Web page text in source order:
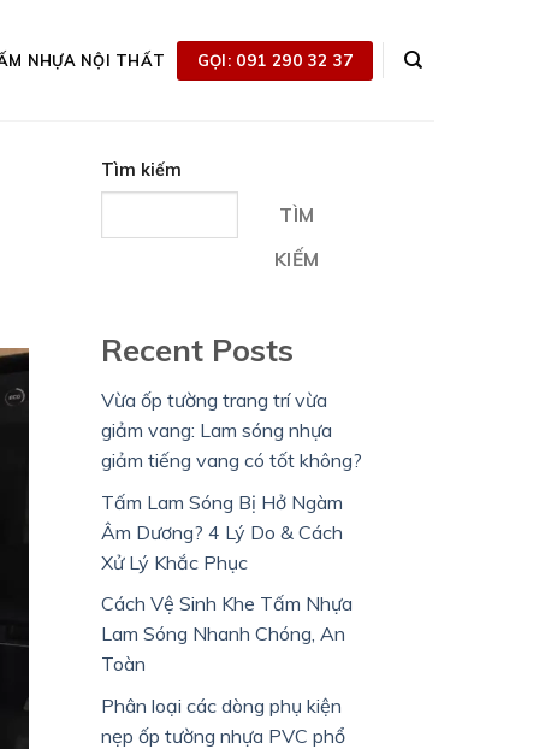
NHỰA NỘI THẤT GỌI: 091 290 32 37
Tìm kiếm
TÌM
KIẾM
Recent Posts
Vừa ốp tường trang trí vừa
giảm vang: Lam sóng nhựa
giảm tiếng vang có tốt không?
Tấm Lam Sóng Bị Hở Ngàm
Âm Dương? 4 Lý Do & Cách
Xử Lý Khắc Phục
Cách Vệ Sinh Khe Tấm Nhựa
Lam Sóng Nhanh Chóng, An
Toàn
Phân loại các dòng phụ kiện
nẹp ốp tường nhựa PVC phổ